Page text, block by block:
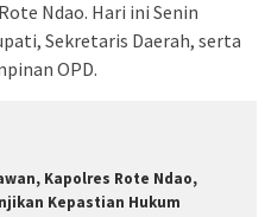
Ndao. Hari ini Senin
Sekretaris Daerah, serta
OPD.
Kapolres Rote Ndao,
Kepastian Hukum